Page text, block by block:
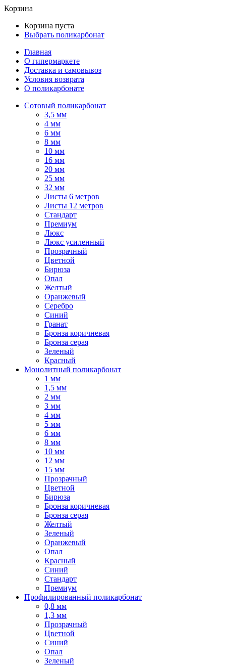
Корзина
Корзина пуста
Выбрать поликарбонат
Главная
О гипермаркете
Доставка и самовывоз
Условия возврата
О поликарбонате
Сотовый поликарбонат
3,5 мм
4 мм
6 мм
8 мм
10 мм
16 мм
20 мм
25 мм
32 мм
Листы 6 метров
Листы 12 метров
Стандарт
Премиум
Люкс
Люкс усиленный
Прозрачный
Цветной
Бирюза
Опал
Желтый
Оранжевый
Серебро
Синий
Гранат
Бронза коричневая
Бронза серая
Зеленый
Красный
Монолитный поликарбонат
1 мм
1,5 мм
2 мм
3 мм
4 мм
5 мм
6 мм
8 мм
10 мм
12 мм
15 мм
Прозрачный
Цветной
Бирюза
Бронза коричневая
Бронза серая
Желтый
Зеленый
Оранжевый
Опал
Красный
Синий
Стандарт
Премиум
Профилированный поликарбонат
0,8 мм
1,3 мм
Прозрачный
Цветной
Синий
Опал
Зеленый